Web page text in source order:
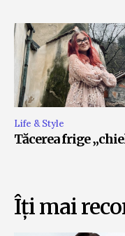
Life & Style
Tăcerea frige
Îți mai